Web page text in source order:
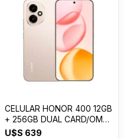
CELULAR HONOR 400 12GB
+ 256GB DUAL CARD/OM
USDESERT GOLD
U$S 639